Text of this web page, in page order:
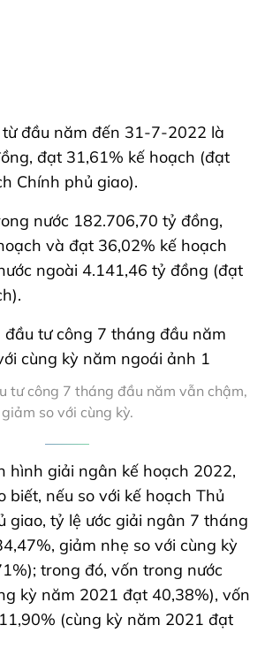
đầu năm đến 31-7-2022 là
đạt 31,61% kế hoạch (đạt
Chính phủ giao).
nước 182.706,70 tỷ đồng,
và đạt 36,02% kế hoạch
ngoài 4.141,46 tỷ đồng (đạt
tư công 7 tháng đầu năm vẫn chậm,
giảm so với cùng kỳ.
hình giải ngân kế hoạch 2022,
biết, nếu so với kế hoạch Thủ
giao, tỷ lệ ước giải ngân 7 tháng
giảm nhẹ so với cùng kỳ
trong đó, vốn trong nước
kỳ năm 2021 đạt 40,38%), vốn
(cùng kỳ năm 2021 đạt